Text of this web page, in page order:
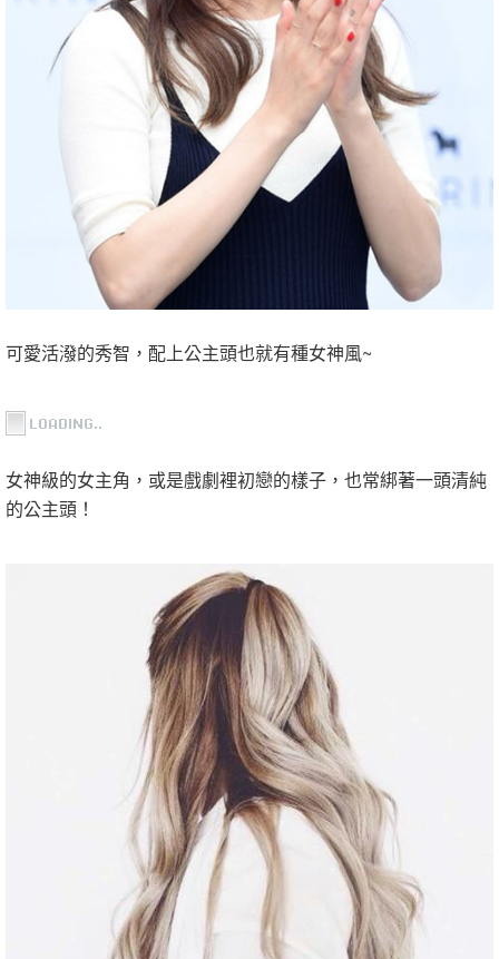
可愛活潑的秀智，配上公主頭也就有種女神風~
女神級的女主角，或是戲劇裡初戀的樣子，也常綁著一頭清純
的公主頭！